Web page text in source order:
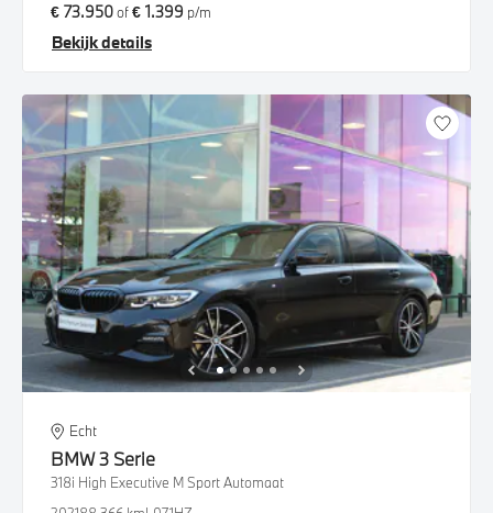
€ 73.950of€ 1.399 p/m
Bekijk details
Echt
BMW3 Serie
318i High Executive M Sport Automaat